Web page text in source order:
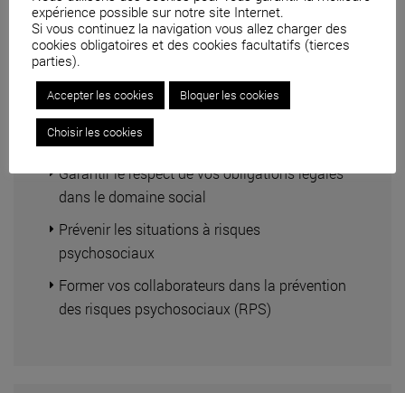
Droit social
Garantir le respect de vos obligations légales
dans le domaine social
Prévenir les situations à risques
psychosociaux
Former vos collaborateurs dans la prévention
des risques psychosociaux (RPS)
expérience possible sur notre site Internet.
Si vous continuez la navigation vous allez charger des
cookies obligatoires et des cookies facultatifs (tierces
parties).
Accepter les cookies Bloquer les cookies
Choisir les cookies